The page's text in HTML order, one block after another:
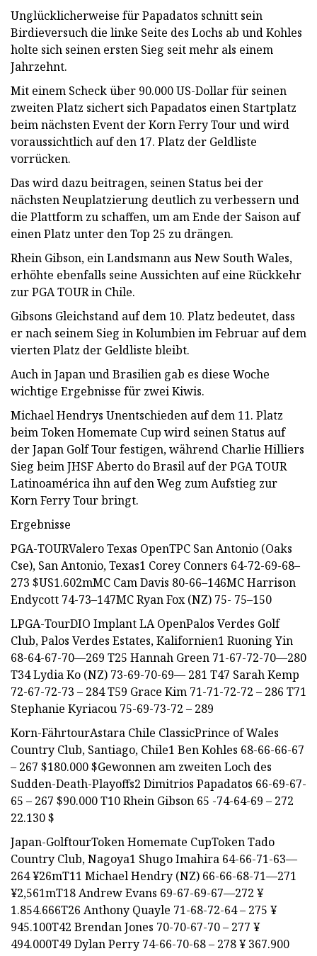
Unglücklicherweise für Papadatos schnitt sein
Birdieversuch die linke Seite des Lochs ab und Kohles
holte sich seinen ersten Sieg seit mehr als einem
Jahrzehnt.
Mit einem Scheck über 90.000 US-Dollar für seinen
zweiten Platz sichert sich Papadatos einen Startplatz
beim nächsten Event der Korn Ferry Tour und wird
voraussichtlich auf den 17. Platz der Geldliste
vorrücken.
Das wird dazu beitragen, seinen Status bei der
nächsten Neuplatzierung deutlich zu verbessern und
die Plattform zu schaffen, um am Ende der Saison auf
einen Platz unter den Top 25 zu drängen.
Rhein Gibson, ein Landsmann aus New South Wales,
erhöhte ebenfalls seine Aussichten auf eine Rückkehr
zur PGA TOUR in Chile.
Gibsons Gleichstand auf dem 10. Platz bedeutet, dass
er nach seinem Sieg in Kolumbien im Februar auf dem
vierten Platz der Geldliste bleibt.
Auch in Japan und Brasilien gab es diese Woche
wichtige Ergebnisse für zwei Kiwis.
Michael Hendrys Unentschieden auf dem 11. Platz
beim Token Homemate Cup wird seinen Status auf
der Japan Golf Tour festigen, während Charlie Hilliers
Sieg beim JHSF Aberto do Brasil auf der PGA TOUR
Latinoamérica ihn auf den Weg zum Aufstieg zur
Korn Ferry Tour bringt.
Ergebnisse
PGA-TOURValero Texas OpenTPC San Antonio (Oaks
Cse), San Antonio, Texas1 Corey Conners 64-72-69-68–
273 $US1.602mMC Cam Davis 80-66–146MC Harrison
Endycott 74-73–147MC Ryan Fox (NZ) 75- 75–150
LPGA-TourDIO Implant LA OpenPalos Verdes Golf
Club, Palos Verdes Estates, Kalifornien1 Ruoning Yin
68-64-67-70—269 T25 Hannah Green 71-67-72-70—280
T34 Lydia Ko (NZ) 73-69-70-69— 281 T47 Sarah Kemp
72-67-72-73 – 284 T59 Grace Kim 71-71-72-72 – 286 T71
Stephanie Kyriacou 75-69-73-72 – 289
Korn-FährtourAstara Chile ClassicPrince of Wales
Country Club, Santiago, Chile1 Ben Kohles 68-66-66-67
– 267 $180.000 $Gewonnen am zweiten Loch des
Sudden-Death-Playoffs2 Dimitrios Papadatos 66-69-67-
65 – 267 $90.000 T10 Rhein Gibson 65 -74-64-69 – 272
22.130 $
Japan-GolftourToken Homemate CupToken Tado
Country Club, Nagoya1 Shugo Imahira 64-66-71-63—
264 ¥26mT11 Michael Hendry (NZ) 66-66-68-71—271
¥2,561mT18 Andrew Evans 69-67-69-67—272 ¥
1.854.666T26 Anthony Quayle 71-68-72-64 – 275 ¥
945.100T42 Brendan Jones 70-70-67-70 – 277 ¥
494.000T49 Dylan Perry 74-66-70-68 – 278 ¥ 367.900